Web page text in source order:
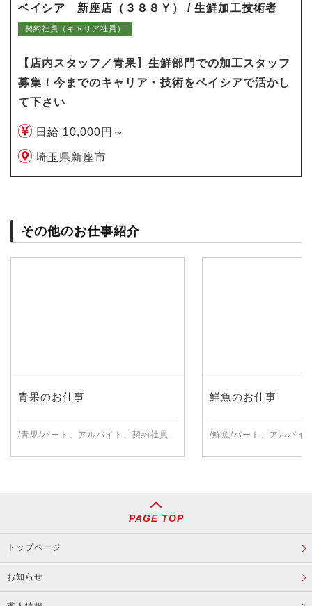
ベイシア 新座店（３８８Ｙ） / 生鮮加工技術者
契約社員（キャリア社員）
【店内スタッフ／青果】生鮮部門での加工スタッフ
募集！今までのキャリア・技術をベイシアで活かし
て下さい
日給 10,000円～
埼玉県新座市
その他のお仕事紹介
青果のお仕事
/青果/パート、アルバイト、契約社員
鮮魚のお仕事
/鮮魚/パート、アルバイ
PAGE TOP
トップページ
お知らせ